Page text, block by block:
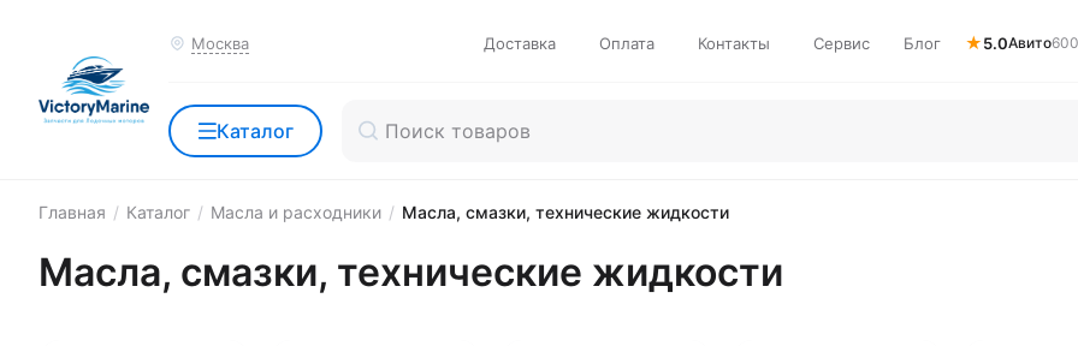
Москва Доставка Оплата Контакты Сервис Блог ★5.0Авито
Каталог
Главная / Каталог / Масла и расходники / Масла, смазки, технические жидкости
Масла, смазки, технические жидкости